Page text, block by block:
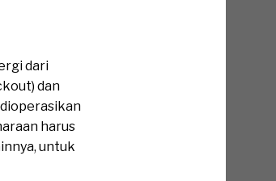
dari
dan
harus
untuk